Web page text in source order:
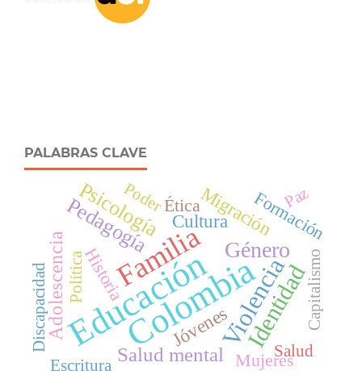
PALABRAS CLAVE
Educación
Colombia
FamiliaViolencia
Identidad
Género
Pedagogía
Psicología
Adolescencia
Salud mental
Cultura
Migración
Jóvenes
Ética Formación
Mujeres
Historia
Poder
Salud
Discapacidad
Escritura
Política Capitalismo
Paz